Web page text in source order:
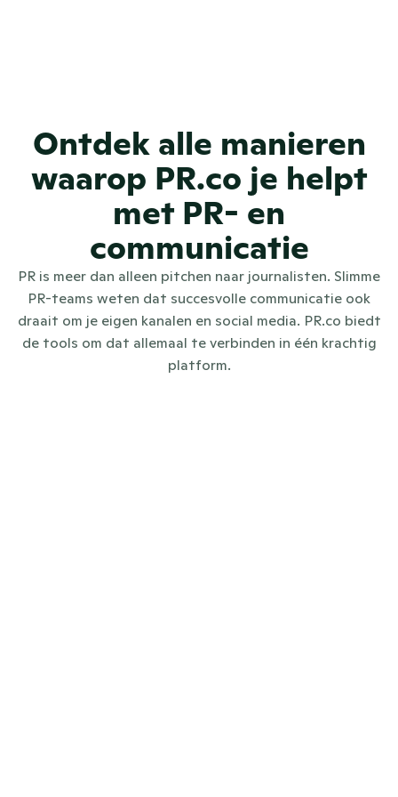
Ontdek alle manieren
waarop PR.co je helpt
met PR- en
communicatie
PR is meer dan alleen pitchen naar journalisten. Slimme
PR-teams weten dat succesvolle communicatie ook
draait om je eigen kanalen en social media. PR.co biedt
de tools om dat allemaal te verbinden in één krachtig
platform.